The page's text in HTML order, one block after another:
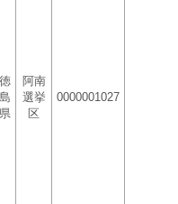
徳
島
県
阿南
選挙
区
0000001027